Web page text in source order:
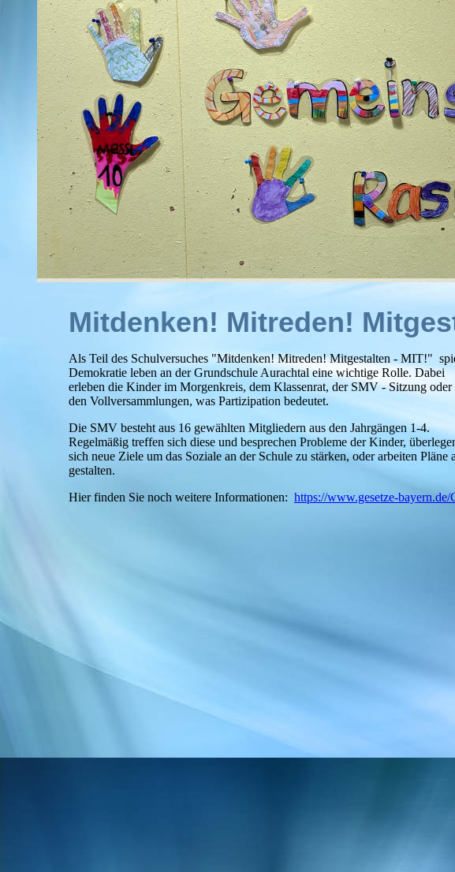
Mitdenken! Mitreden!
Als Teil des Schulversuches "Mitdenken! Mitreden! Mitgestalten - MIT!"
Demokratie leben an der Grundschule Aurachtal eine wichtige Rolle. Dabei
erleben die Kinder im Morgenkreis, dem Klassenrat, der SMV - Sitzung oder
den Vollversammlungen, was Partizipation bedeutet.
Die SMV besteht aus 16 gewählten Mitgliedern aus den Jahrgängen 1-4.
Regelmäßig treffen sich diese und besprechen Probleme der Kinder,
sich neue Ziele um das Soziale an der Schule zu stärken, oder arbeiten
gestalten.
Hier finden Sie noch weitere Informationen: https://www.gesetze-